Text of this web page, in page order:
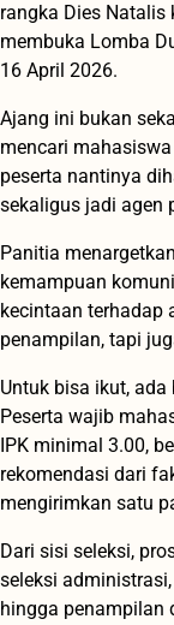
rangka Dies Natalis
membuka Lomba
16 April 2026.
Ajang ini bukan
mencari
peserta nantinya
sekaligus jadi agen
Panitia
kemampuan
kecintaan terhadap
penampilan, tapi
Untuk bisa ikut,
Peserta wajib
IPK minimal 3.00,
rekomendasi dari
mengirimkan satu
Dari sisi seleksi,
seleksi
hingga penampilan